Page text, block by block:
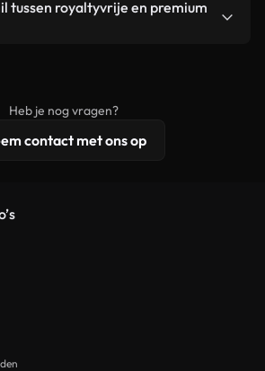
wel voor dat het eindproduct
tussen royaltyvrije en premium
omvat.
Heb je nog vragen?
contact met ons op